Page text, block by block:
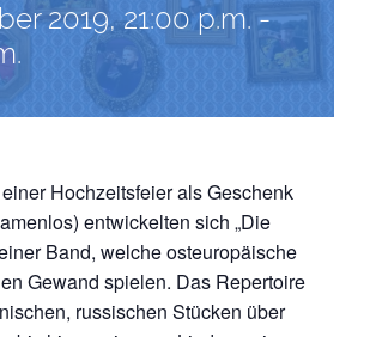
2019, 21:00 p.m. -
Hochzeitsfeier als Geschenk
entwickelten sich „Die
Band, welche osteuropäische
Gewand spielen. Das Repertoire
russischen Stücken über